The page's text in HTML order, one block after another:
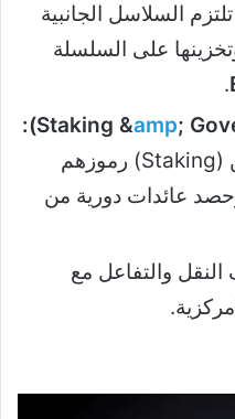
تلتزم السلاسل الجانبية
على السلسلة
.
amp;
يستطيع مستثمرو العملة رهن (Staking) رموزهم
عائدات دورية من
النقل والتفاعل مع